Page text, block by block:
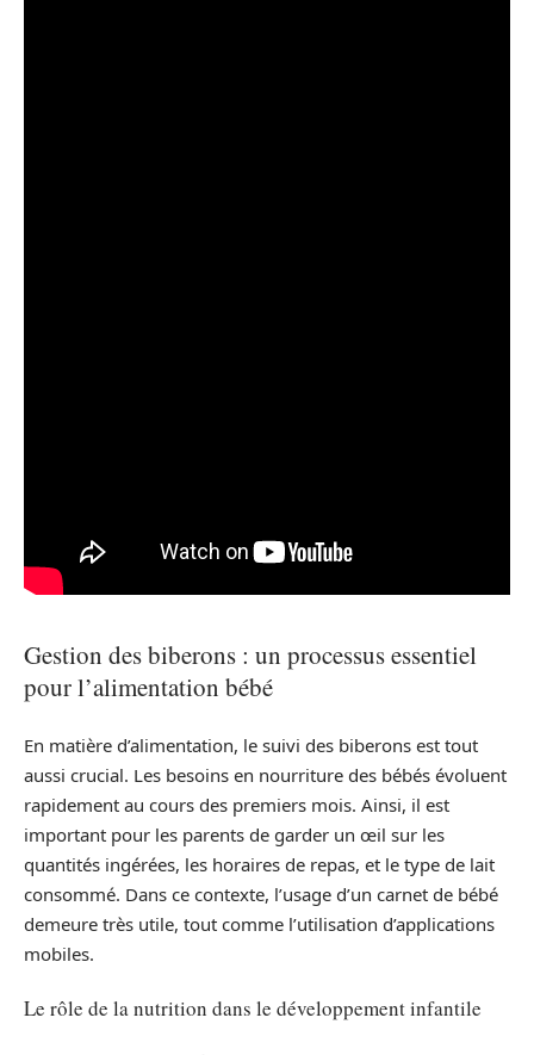
Gestion des biberons : un processus essentiel
pour l’alimentation bébé
En matière d’alimentation, le suivi des biberons est tout
aussi crucial. Les besoins en nourriture des bébés évoluent
rapidement au cours des premiers mois. Ainsi, il est
important pour les parents de garder un œil sur les
quantités ingérées, les horaires de repas, et le type de lait
consommé. Dans ce contexte, l’usage d’un carnet de bébé
demeure très utile, tout comme l’utilisation d’applications
mobiles.
Le rôle de la nutrition dans le développement infantile